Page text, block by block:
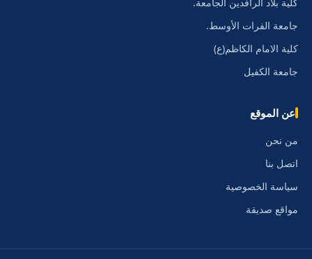
جامعة الفرات الأوسط.
كلية الامام الكاظم(ع)
جامعة الكفيل
عن الموقع
من نحن
اتصل بنا
سياسة الخصوصية
مواقع صديقة